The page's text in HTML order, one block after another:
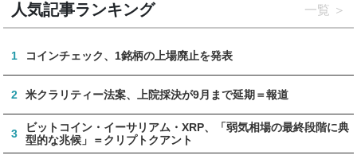
人気記事ランキング 一覧
1 コインチェック、1銘柄の上場廃止を発表
2 米クラリティー法案、上院採決が9月まで延期＝報道
3
ビットコイン・イーサリアム・XRP、「弱気相場の最終段階に典
型的な兆候」＝クリプトクアント